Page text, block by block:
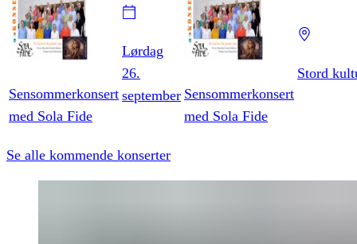
Sensommerkonsert
med Sola Fide
Lørdag
26.
september Sensommerkonsert
med Sola Fide
Stord
Se alle kommende konserter